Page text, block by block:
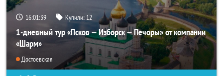
16:01:37 Купили: 12
1-дневный тур «Псков — Изборск — Печоры» от компании
«Шарм»
Достоевская